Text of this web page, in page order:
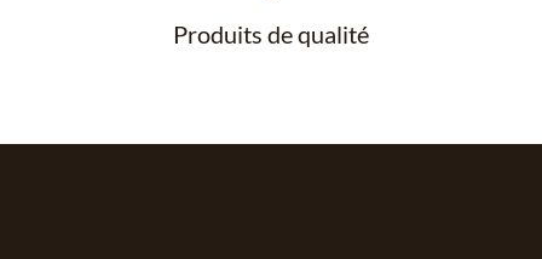
Produits de qualité